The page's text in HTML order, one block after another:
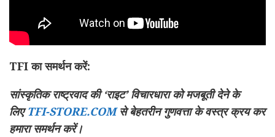
TFIका समर्थन करें:
सांस्कृतिक राष्ट्रवाद की ‘राइट’ विचारधारा को मजबूती देने के
लिए TFI-STORE.COMसे बेहतरीन गुणवत्ता के वस्त्र क्रय कर
हमारा समर्थन करें।